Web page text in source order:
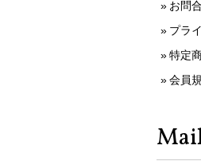
お問
プラ
特定
会員